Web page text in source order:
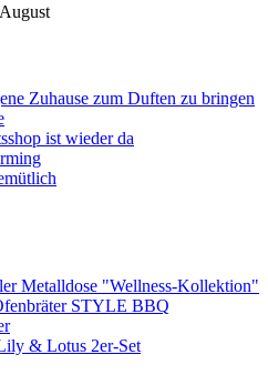
Zuhause zum Duften zu bringen
ist wieder da
Metalldose "Wellness-Kollektion"
STYLE BBQ
& Lotus 2er-Set